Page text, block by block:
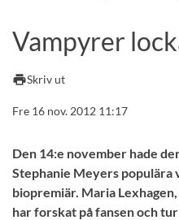
Andra söktjänster
Kurser och program
Vampyrer
printSkriv ut
Fre 16 nov. 2012 11:17
Den 14:e november hade
Stephanie Meyers populära
biopremiär. Maria
har forskat på fansen och